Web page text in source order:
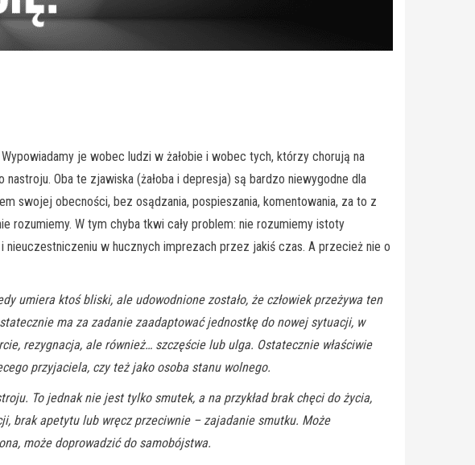
je wobec ludzi w żałobie i wobec tych, którzy chorują na
Oba te zjawiska (żałoba i depresja) są bardzo niewygodne dla
swojej obecności, bez osądzania, pospieszania, komentowania, za to z
rozumiemy. W tym chyba tkwi cały problem: nie rozumiemy istoty
w hucznych imprezach przez jakiś czas. A przecież nie o
umiera ktoś bliski, ale udowodnione zostało, że człowiek przeżywa ten
ma za zadanie zaadaptować jednostkę do nowej sytuacji, w
rezygnacja, ale również… szczęście lub ulga. Ostatecznie właściwie
przyjaciela, czy też jako osoba stanu wolnego.
To jednak nie jest tylko smutek, a na przykład brak chęci do życia,
brak apetytu lub wręcz przeciwnie – zajadanie smutku. Może
może doprowadzić do samobójstwa.